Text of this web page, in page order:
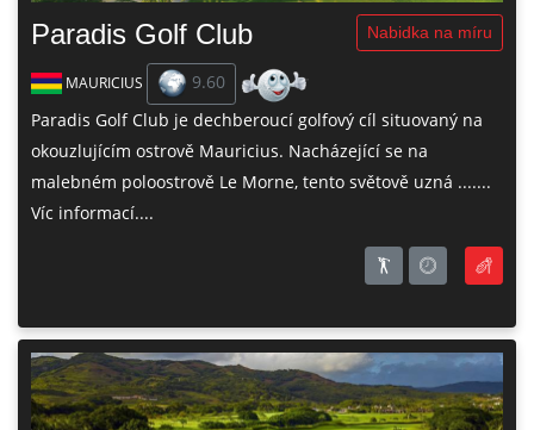
Paradis Golf Club Nabidka na míru
MAURICIUS
9.60
Paradis Golf Club je dechberoucí golfový cíl situovaný na
okouzlujícím ostrově Mauricius. Nacházející se na
malebném poloostrově Le Morne, tento světově uzná .......
Víc informací....